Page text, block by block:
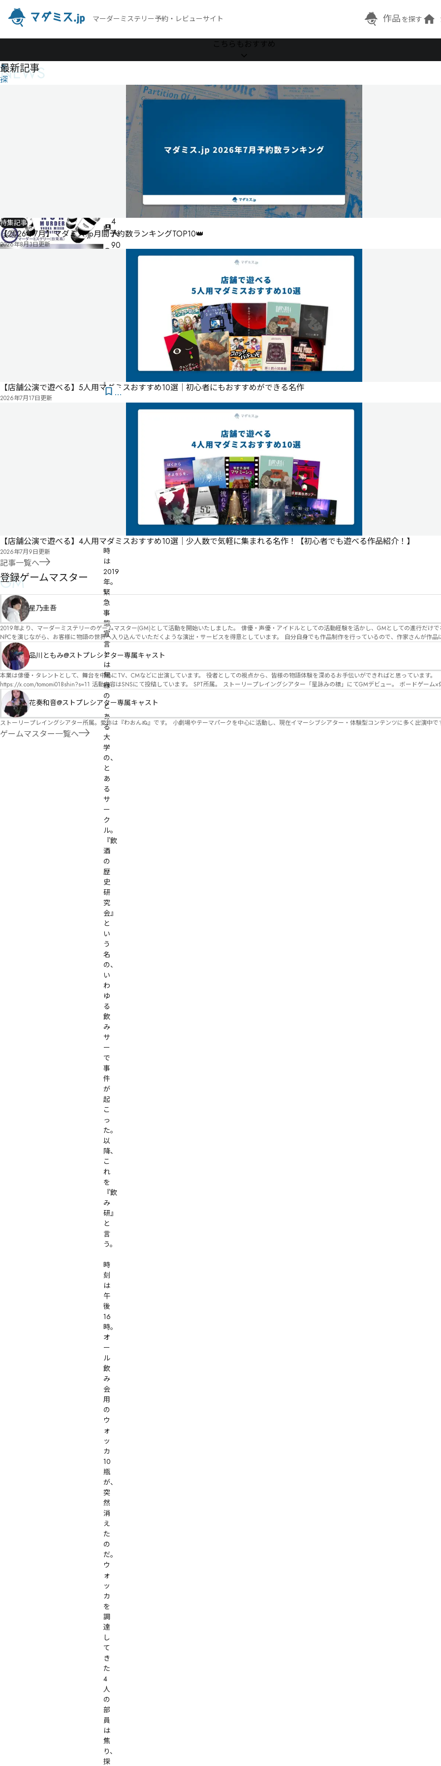
マーダーミステリー予約・レビューサイト 作品 を探す
を
探
4
人
90
式
気
時
は
2019
年。
緊
急
事
態
宣
言
と
は
無
縁
の
と
あ
る
大
学
の、
と
あ
る
サ
ー
ク
ル。
『飲
酒
の
歴
史
研
究
会』
と
い
う
名
の、
い
わ
ゆ
る
飲
み
サ
ー
で
事
件
が
起
こ
っ
た。
以
降、
こ
れ
を
『飲
み
研』
と
言
う。
時
刻
は
午
後
16
時。
オ
ー
ル
飲
み
会
用
の
ウ
ォ
ッ
カ
10
瓶
が、
突
然
消
え
た
の
だ。
ウ
ォ
ッ
カ
を
調
達
し
て
き
た
4
人
の
部
員
は
焦
り、
探
こちらもおすすめ
NEWS
最新記事
特集記事
【2026年7月】マダミス.jp月間予約数ランキングTOP10👑
2026年8月3日更新
【店舗公演で遊べる】5人用マダミスおすすめ10選｜初心者にもおすすめができる名作
2026年7月17日更新
【店舗公演で遊べる】4人用マダミスおすすめ10選｜少人数で気軽に集まれる名作！【初心者でも遊べる作品紹介！】
2026年7月9日更新
記事一覧へ
GM
登録ゲームマスター
星乃圭吾
2019年より、マーダーミステリーのゲームマスター(GM)として活動を開始いたしました。 俳優・声優・アイドルとしての活動経験を活かし、GMとしての進行だけでなく、作品内の
NPCを演じながら、お客様に物語の世界へ入り込んでいただくような演出・サービスを得意としています。 自分自身でも作品制作を行っているので、作家さんが作品に込めた想いや意
図を大切にしながら、その作品の魅力をお客様に届けられるような公演を心がけています。 参加してくださる皆様がどんなエンディングを迎えるのか、どんな物語が生まれるのかを想
像しながら、公演を進めていく時間が本当に大好きです！ 対応可能作品は、オフライン（対面）作品のみとなります。 得意分野をひとつ挙げるなら恋愛もの（恋愛要素を含むシナリ
オ）ですが、ファンタジー、デスゲーム、青春ものなど、ジャンルを問わず幅広く対応可能です！お任せください！ 《所属団体・店舗》 ★ Lanbelysma -ランビリズマ- (代表・制作・
GM) ★ ストーリープレイングシアター (GM) ★ フィネガンズ ウェイク (GM)
品川ともみ@ストプレシアター専属キャスト
本業は俳優・タレントとして、舞台を中心にTV、CMなどに出演しています。 役者としての視点から、皆様の物語体験を深めるお手伝いができればと思っています。
https://x.com/tomomi018shin?s=11 活動内容はSNSにて投稿しています。 SPT所属。 ストーリープレイングシアター「星詠みの標」にてGMデビュー。 ボードゲーム×体感型演劇 イマ
ーシブカフェ「コアクト」(不定期開催)出演中。
花奏和音@ストプレシアター専属キャスト
ストーリープレイングシアター所属。愛称は『わおんぬ』です。 小劇場やテーマパークを中心に活動し、現在イマーシブシアター・体験型コンテンツに多く出演中で
ゲームマスター一覧へ